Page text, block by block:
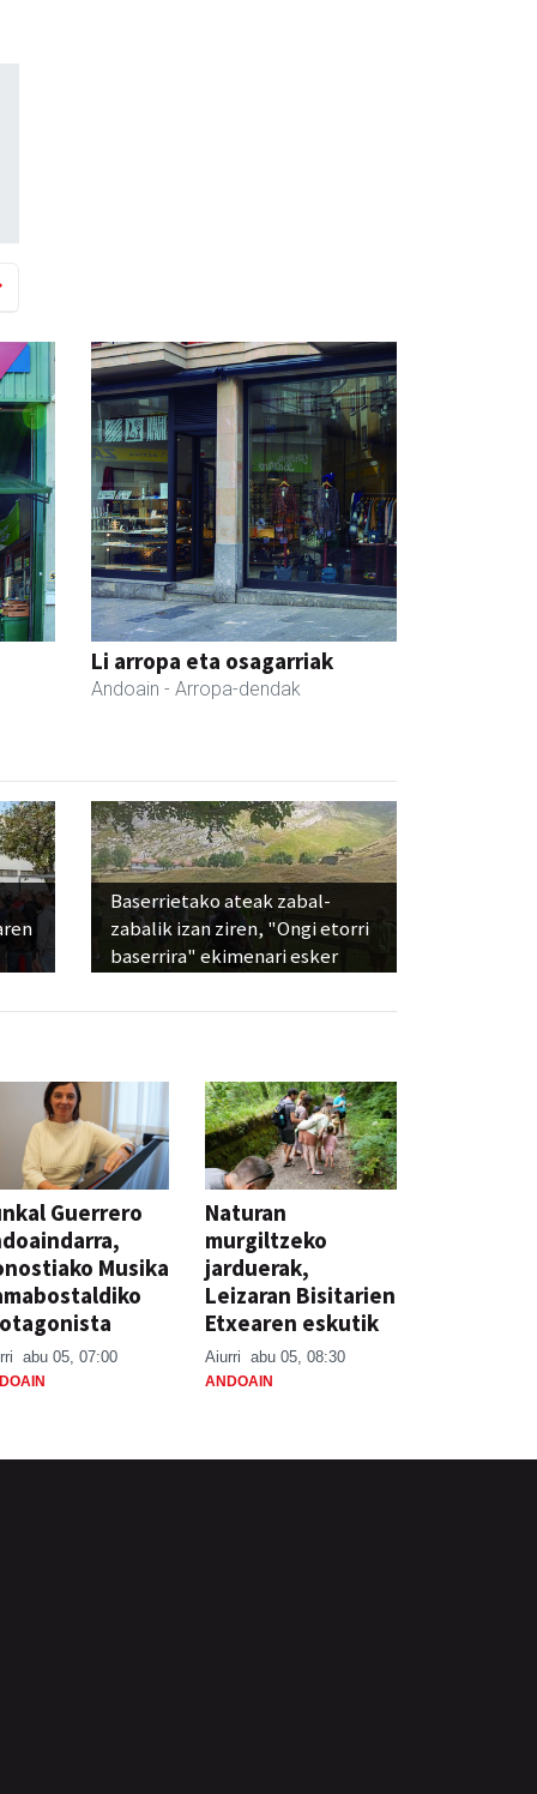
Li arropa eta osagarriak
Andoain - Arropa-dendak
Baserrietako ateak zabal-
zabalik izan ziren, "Ongi etorri
baserrira" ekimenari esker
Guerrero
Musika
abu 05, 07:00
Naturan
murgiltzeko
jarduerak,
Leizaran Bisitarien
Etxearen eskutik
Aiurri abu 05, 08:30
ANDOAIN